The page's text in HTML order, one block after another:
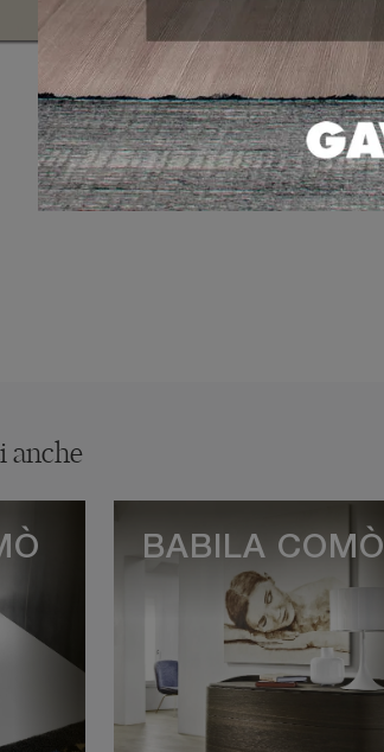
anche
BABILA COMÒ